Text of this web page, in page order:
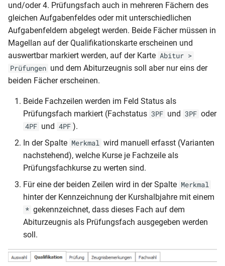
Schülerliste (mit
Schülerliste (mit
Sorgeberechtigten
französisch)
Schülerliste (mit
Sorgeberechtigten)
(zeitraumübergreifende
Fehlzeiten)
Schülerliste mit
Behinderungsarten
Schülerliste mit Photos
Laufbahn)
Zeugnisliste nach
Schülerfächern (DIN A4
UA und Niveau)
Zeugnisliste nach
Schülerfächern (DIN A4
Zeugnisliste nach
aktive Schueler)
Zeugnisliste nach
Schülerfächern (DIN A4)
Zeugnisliste nach
Schülerfächern
und/oder 4. Prüfungsfach auch in mehreren Fächern des
gleichen Aufgabenfeldes oder mit unterschiedlichen
Aufgabenfeldern abgelegt werden. Beide Fächer müssen in
Magellan auf der Qualifikationskarte erscheinen und
auswertbar markiert werden, auf der Karte Abitur >
Prüfungen und dem Abiturzeugnis soll aber nur eins der
beiden Fächer erscheinen.
Beide Fachzeilen werden im Feld Status als
Prüfungsfach markiert (Fachstatus 3PF und 3PF oder
4PF und 4PF ).
In der Spalte Merkmal wird manuell erfasst (Varianten
nachstehend), welche Kurse je Fachzeile als
Prüfungsfachkurse zu werten sind.
Für eine der beiden Zeilen wird in der Spalte Merkmal
hinter der Kennzeichnung der Kurshalbjahre mit einem
* gekennzeichnet, dass dieses Fach auf dem
Abiturzeugnis als Prüfungsfach ausgegeben werden
soll.